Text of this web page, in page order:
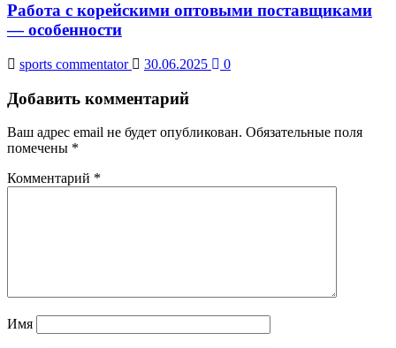
Работа с корейскими оптовыми поставщиками
— особенности
sports commentator 30.06.2025 0
Добавить комментарий
Ваш адрес email не будет опубликован. Обязательные поля
помечены *
Комментарий *
Имя